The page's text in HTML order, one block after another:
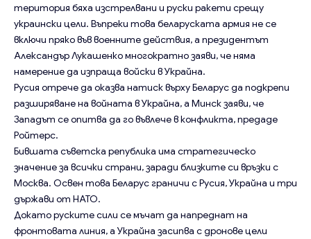
територия бяха изстрелвани и руски ракети срещу
украински цели. Въпреки това беларуската армия не се
включи пряко във военните действия, а президентът
Александър Лукашенко многократно заяви, че няма
намерение да изпраща войски в Украйна.
Русия отрече да оказва натиск върху Беларус да подкрепи
разширяване на войната в Украйна, а Минск заяви, че
Западът се опитва да го въвлече в конфликта, предаде
Ройтерс.
Бившата съветска република има стратегическо
значение за всички страни, заради близките си връзки с
Москва. Освен това Беларус граничи с Русия, Украйна и три
държави от НАТО.
Докато руските сили се мъчат да напреднат на
фронтовата линия, а Украйна засипва с дронове цели